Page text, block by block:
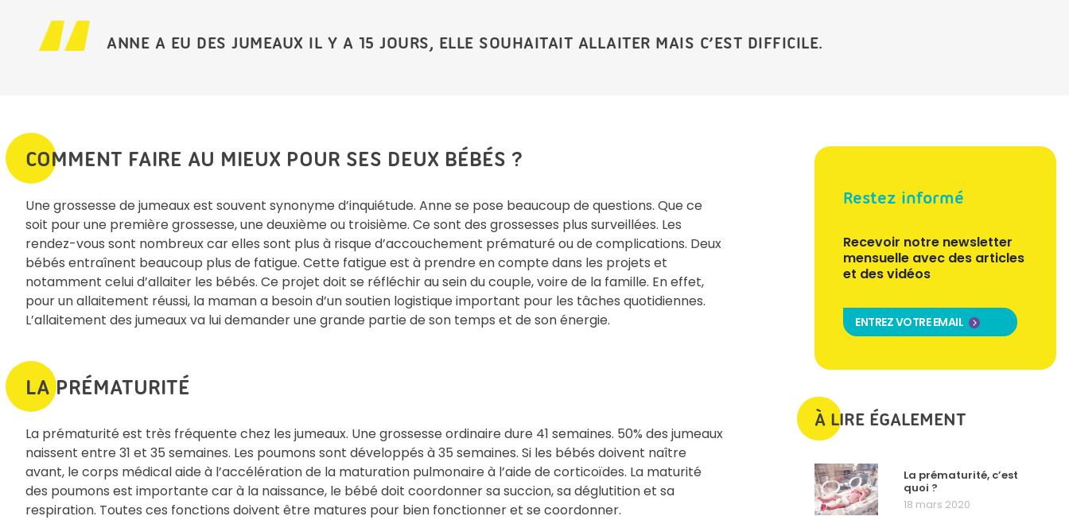
ANNE A EU DES JUMEAUX IL Y A 15 JOURS, ELLE SOUHAITAIT ALLAITER MAIS C’EST DIFFICILE.
Restez informé
Recevoir notre newsletter
mensuelle avec des articles
et des vidéos
ENTREZ VOTRE EMAIL
À LIRE ÉGALEMENT
La prématurité, c’est
quoi ?
18 mars 2020
COMMENT FAIRE AU MIEUX POUR SES DEUX BÉBÉS ?
Une grossesse de jumeaux est souvent synonyme d’inquiétude. Anne se pose beaucoup de questions. Que ce
soit pour une première grossesse, une deuxième ou troisième. Ce sont des grossesses plus surveillées. Les
rendez-vous sont nombreux car elles sont plus à risque d’accouchement prématuré ou de complications. Deux
bébés entraînent beaucoup plus de fatigue. Cette fatigue est à prendre en compte dans les projets et
notamment celui d’allaiter les bébés. Ce projet doit se réfléchir au sein du couple, voire de la famille. En effet,
pour un allaitement réussi, la maman a besoin d’un soutien logistique important pour les tâches quotidiennes.
L’allaitement des jumeaux va lui demander une grande partie de son temps et de son énergie.
LA PRÉMATURITÉ
La prématurité est très fréquente chez les jumeaux. Une grossesse ordinaire dure 41 semaines. 50% des jumeaux
naissent entre 31 et 35 semaines. Les poumons sont développés à 35 semaines. Si les bébés doivent naître
avant, le corps médical aide à l’accélération de la maturation pulmonaire à l’aide de corticoïdes. La maturité
des poumons est importante car à la naissance, le bébé doit coordonner sa succion, sa déglutition et sa
respiration. Toutes ces fonctions doivent être matures pour bien fonctionner et se coordonner.